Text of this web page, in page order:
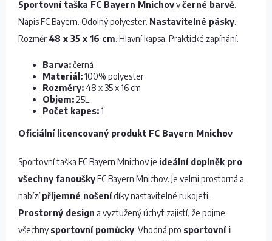
Sportovní taška FC Bayern Mnichovvčerné barvě.
Nápis FC Bayern. Odolný polyester. Nastavitelné pásky.
Rozměr 48 x 35 x 16 cm. Hlavní kapsa. Praktické zapínání.
Barva:černá
Materiál:100% polyester
Rozměry:48 x 35 x 16 cm
Objem: 25L
Počet kapes:1
Oficiální licencovaný produkt FC Bayern Mnichov
Sportovní taška FC Bayern Mnichov je ideální doplněk pro
všechny fanouškyFC Bayern Mnichov. Je velmi prostorná a
nabízípříjemné nošenídíky nastavitelné rukojeti.
Prostorný design a vyztužený úchyt zajistí, že pojme
všechnysportovní pomůcky. Vhodná pro sportovní i